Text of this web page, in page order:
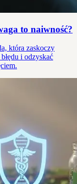
to naiwność?
która zaskoczy
i odzyskać